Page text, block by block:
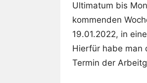
Ultimatum bis
kommenden
19.01.2022, in
Hierfür habe man
Termin der